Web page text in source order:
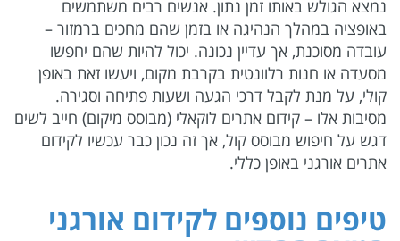
נמצא הגולש באותו זמן נתון. אנשים רבים משתמשים
באופציה במהלך הנהיגה או בזמן שהם מחכים ברמזור –
עובדה מסוכנת, אך עדיין נכונה. יכול להיות שהם יחפשו
מסעדה או חנות רלוונטית בקרבת מקום, ויעשו זאת באופן
קולי, על מנת לקבל דרכי הגעה ושעות פתיחה וסגירה.
מסיבות אלו – קידום אתרים לוקאלי (מבוסס מיקום) חייב לשים
דגש על חיפוש מבוסס קול, אך זה נכון כבר עכשיו לקידום
אתרים אורגני באופן כללי.
טיפים נוספים לקידום אורגני